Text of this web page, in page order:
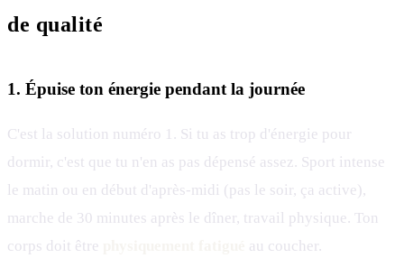
de qualité
1. Épuise ton énergie pendant la journée
C'est la solution numéro 1. Si tu as trop d'énergie pour
dormir, c'est que tu n'en as pas dépensé assez. Sport intense
le matin ou en début d'après-midi (pas le soir, ça active),
marche de 30 minutes après le dîner, travail physique. Ton
corps doit être
au coucher.